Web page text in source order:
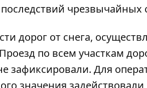
чрезвычайных
дорог от снега,
по всем участкам
зафиксировали. Для
значения задействовали